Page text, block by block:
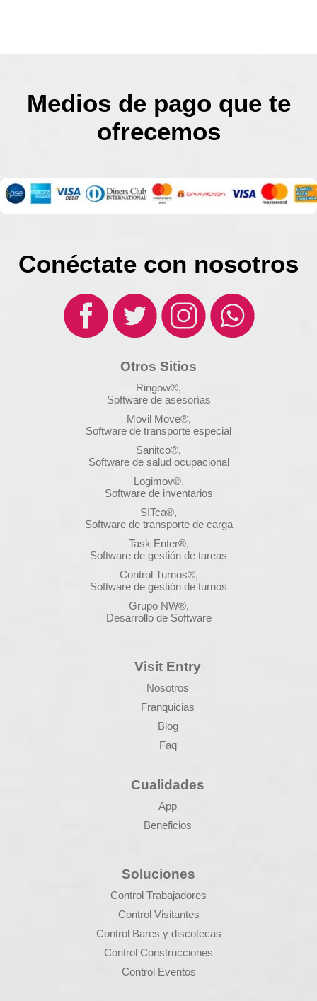
Medios de pago que te
ofrecemos
Conéctate con nosotros
Otros Sitios
Ringow®,
Software de asesorías
Movil Move®,
Software de transporte especial
Sanitco®,
Software de salud ocupacional
Logimov®,
Software de inventarios
SITca®,
Software de transporte de carga
Task Enter®,
Software de gestión de tareas
Control Turnos®,
Software de gestión de turnos
Grupo NW®,
Desarrollo de Software
Visit Entry
Nosotros
Franquicias
Blog
Faq
Cualidades
App
Beneficios
Soluciones
Control Trabajadores
Control Visitantes
Control Bares y discotecas
Control Construcciones
Control Eventos